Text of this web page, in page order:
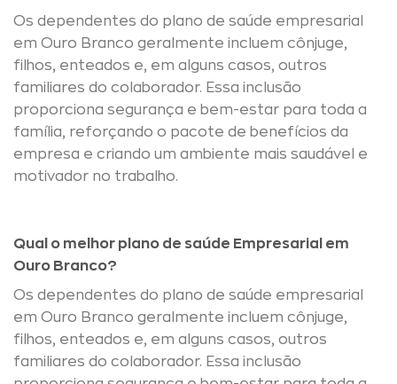
Os dependentes do plano de saúde empresarial
em Ouro Branco geralmente incluem cônjuge,
filhos, enteados e, em alguns casos, outros
familiares do colaborador. Essa inclusão
proporciona segurança e bem-estar para toda a
família, reforçando o pacote de benefícios da
empresa e criando um ambiente mais saudável e
motivador no trabalho.
Qual o melhor plano de saúde Empresarial em
Ouro Branco?
Os dependentes do plano de saúde empresarial
em Ouro Branco geralmente incluem cônjuge,
filhos, enteados e, em alguns casos, outros
familiares do colaborador. Essa inclusão